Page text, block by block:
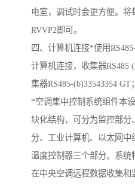
电室，调试时会更方便。将
RVVP2即可。
四、计算机连接*使用
计算机连接，收集器
集器RS485-(b)33543354
*空调集中控制系统组件本
块化结构，可分为监控部
分、工业计算机、以太网中
温度控制器三个部分。系统
在中央空调远程数据收集